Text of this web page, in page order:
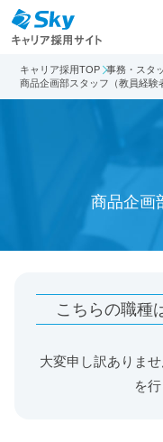
キャリア採用TOP
事務・スタ
商品企画部スタッフ（教員経験
商品企画
こちらの職種
大変申し訳ありま
を